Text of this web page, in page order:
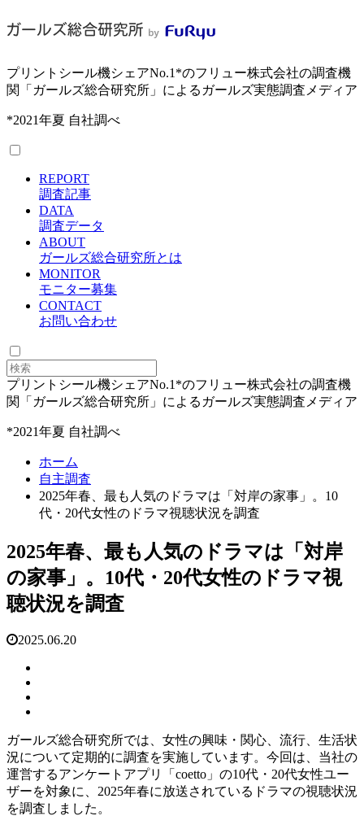
プリントシール機シェアNo.1*のフリュー株式会社の調査機
関「ガールズ総合研究所」によるガールズ実態調査メディア
*2021年夏 自社調べ
REPORT
調査記事
DATA
調査データ
ABOUT
ガールズ総合研究所とは
MONITOR
モニター募集
CONTACT
お問い合わせ
プリントシール機シェアNo.1*のフリュー株式会社の調査機
関「ガールズ総合研究所」によるガールズ実態調査メディア
*2021年夏 自社調べ
ホーム
自主調査
2025年春、最も人気のドラマは「対岸の家事」。10
代・20代女性のドラマ視聴状況を調査
2025年春、最も人気のドラマは「対岸
の家事」。10代・20代女性のドラマ視
聴状況を調査
2025.06.20
ガールズ総合研究所では、女性の興味・関心、流行、生活状
況について定期的に調査を実施しています。今回は、当社の
運営するアンケートアプリ「coetto」の10代・20代女性ユー
ザーを対象に、2025年春に放送されているドラマの視聴状況
を調査しました。